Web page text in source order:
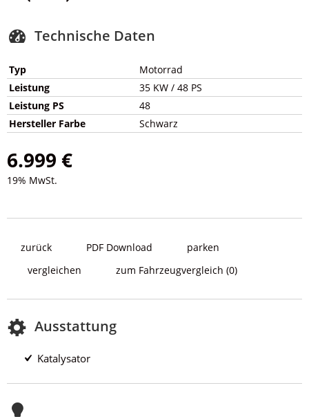
Technische Daten
Typ
Motorrad
Leistung
35 KW / 48 PS
Leistung PS
48
Hersteller Farbe
Schwarz
6.999 €
19% MwSt.
zurück PDF Download
parken
vergleichen
zum Fahrzeugvergleich (0)
Ausstattung
Katalysator